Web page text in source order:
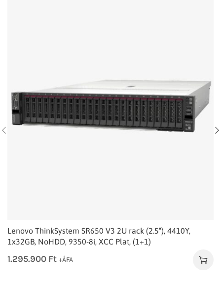
Lenovo ThinkSystem SR650 V3 2U rack (2.5″), 4410Y,
1x32GB, NoHDD, 9350-8i, XCC Plat, (1+1)
1.295.900 Ft +ÁFA